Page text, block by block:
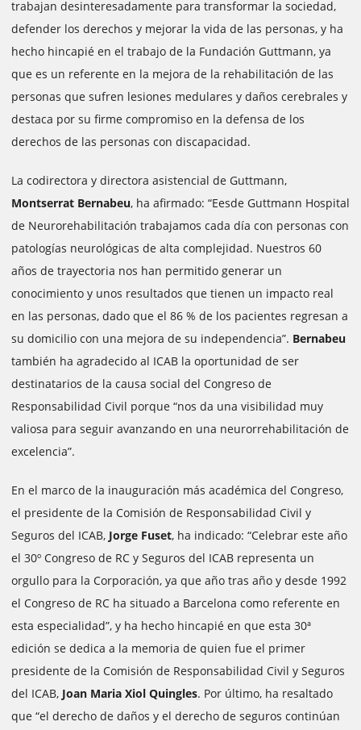
trabajan desinteresadamente para transformar la sociedad,
defender los derechos y mejorar la vida de las personas, y ha
hecho hincapié en el trabajo de la Fundación Guttmann, ya
que es un referente en la mejora de la rehabilitación de las
personas que sufren lesiones medulares y daños cerebrales y
destaca por su firme compromiso en la defensa de los
derechos de las personas con discapacidad.
La codirectora y directora asistencial de Guttmann,
Montserrat Bernabeu, ha afirmado: “Eesde Guttmann Hospital
de Neurorehabilitación trabajamos cada día con personas con
patologías neurológicas de alta complejidad. Nuestros 60
años de trayectoria nos han permitido generar un
conocimiento y unos resultados que tienen un impacto real
en las personas, dado que el 86 % de los pacientes regresan a
su domicilio con una mejora de su independencia”. Bernabeu
también ha agradecido al ICAB la oportunidad de ser
destinatarios de la causa social del Congreso de
Responsabilidad Civil porque “nos da una visibilidad muy
valiosa para seguir avanzando en una neurorrehabilitación de
excelencia”.
En el marco de la inauguración más académica del Congreso,
el presidente de la Comisión de Responsabilidad Civil y
Seguros del ICAB, Jorge Fuset, ha indicado: “Celebrar este año
el 30º Congreso de RC y Seguros del ICAB representa un
orgullo para la Corporación, ya que año tras año y desde 1992
el Congreso de RC ha situado a Barcelona como referente en
esta especialidad”, y ha hecho hincapié en que esta 30ª
edición se dedica a la memoria de quien fue el primer
presidente de la Comisión de Responsabilidad Civil y Seguros
del ICAB, Joan Maria Xiol Quingles. Por último, ha resaltado
que “el derecho de daños y el derecho de seguros continúan